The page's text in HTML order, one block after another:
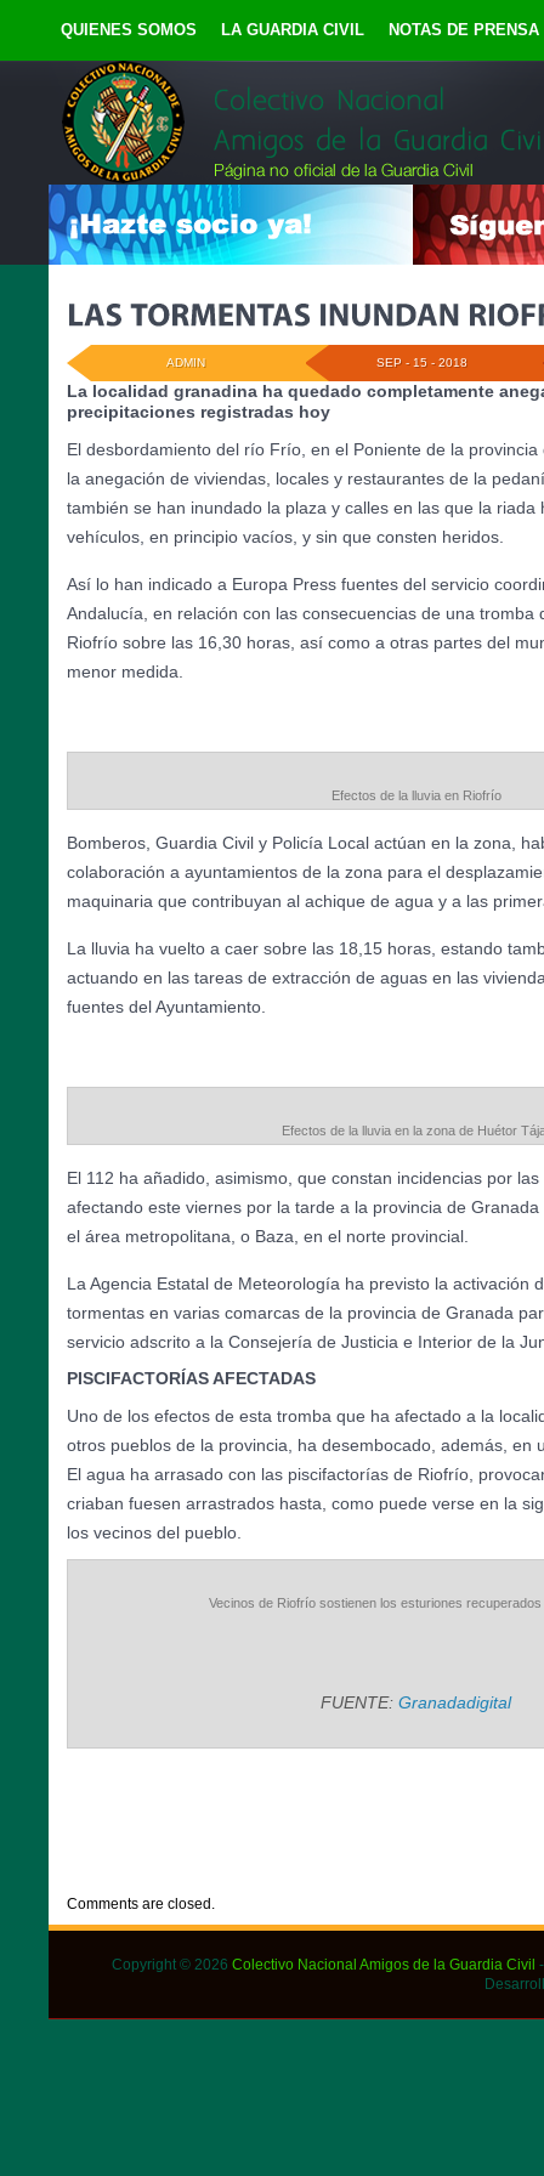
QUIENES SOMOS LA GUARDIA CIVIL NOTAS DE PRENSA
SEP - 15 - 2018
ADMIN
La localidad granadina ha quedado completamente
precipitaciones registradas hoy
El desbordamiento del río Frío, en el Poniente de la
la anegación de viviendas, locales y restaurantes de la
también se han inundado la plaza y calles en las que la riada
vehículos, en principio vacíos, y sin que consten heridos.
Así lo han indicado a Europa Press fuentes del servicio
Andalucía, en relación con las consecuencias de una tromba
Riofrío sobre las 16,30 horas, así como a otras partes del
menor medida.
Efectos de la lluvia en Riofrío
Bomberos, Guardia Civil y Policía Local actúan en la zona,
colaboración a ayuntamientos de la zona para el
maquinaria que contribuyan al achique de agua y a las
La lluvia ha vuelto a caer sobre las 18,15 horas, estando
actuando en las tareas de extracción de aguas en las
fuentes del Ayuntamiento.
Efectos de la lluvia en la zona de Huétor
El 112 ha añadido, asimismo, que constan incidencias por
afectando este viernes por la tarde a la provincia de
el área metropolitana, o Baza, en el norte provincial.
La Agencia Estatal de Meteorología ha previsto la activación
tormentas en varias comarcas de la provincia de Granada
servicio adscrito a la Consejería de Justicia e Interior de la
PISCIFACTORÍAS AFECTADAS
Uno de los efectos de esta tromba que ha afectado a la
otros pueblos de la provincia, ha desembocado, además, en
El agua ha arrasado con las piscifactorías de Riofrío,
criaban fuesen arrastrados hasta, como puede verse en la
los vecinos del pueblo.
Vecinos de Riofrío sostienen los esturiones
FUENTE: Granadadigital
Comments are closed.
Copyright © 2026 Colectivo Nacional Amigos de la Guardia Civil